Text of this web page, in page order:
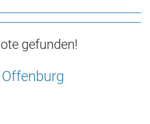
gefunden!